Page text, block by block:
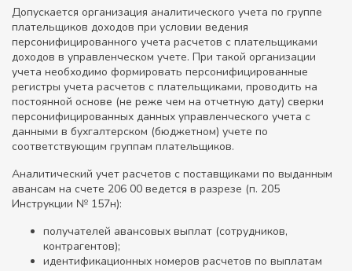
Допускается организация аналитического учета по группе
плательщиков доходов при условии ведения
персонифицированного учета расчетов с плательщиками
доходов в управленческом учете. При такой организации
учета необходимо формировать персонифицированные
регистры учета расчетов с плательщиками, проводить на
постоянной основе (не реже чем на отчетную дату) сверки
персонифицированных данных управленческого учета с
данными в бухгалтерском (бюджетном) учете по
соответствующим группам плательщиков.
Аналитический учет расчетов с поставщиками по выданным
авансам на счете 206 00 ведется в разрезе (п. 205
Инструкции № 157н):
получателей авансовых выплат (сотрудников,
контрагентов);
идентификационных номеров расчетов по выплатам